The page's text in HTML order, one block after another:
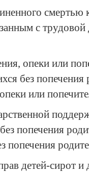
с трудовой
опеки или
без
или
попечения
попечения
детей-сирот и